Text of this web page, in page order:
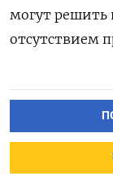
могут
отсутствием